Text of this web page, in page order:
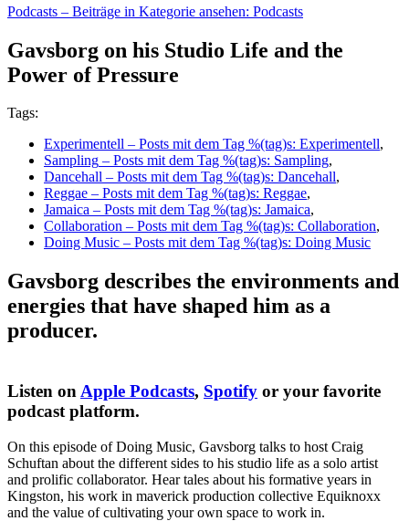
Podcasts – Beiträge in Kategorie ansehen: Podcasts
Gavsborg on his Studio Life and the
Power of Pressure
Tags:
Experimentell – Posts mit dem Tag %(tag)s: Experimentell,
Sampling – Posts mit dem Tag %(tag)s: Sampling,
Dancehall – Posts mit dem Tag %(tag)s: Dancehall,
Reggae – Posts mit dem Tag %(tag)s: Reggae,
Jamaica – Posts mit dem Tag %(tag)s: Jamaica,
Collaboration – Posts mit dem Tag %(tag)s: Collaboration,
Doing Music – Posts mit dem Tag %(tag)s: Doing Music
Gavsborg describes the environments and
energies that have shaped him as a
producer.
Listen onApple Podcasts, Spotify or your favorite
podcast platform.
On this episode of Doing Music, Gavsborg talks to host Craig
Schuftan about the different sides to his studio life as a solo artist
and prolific collaborator. Hear tales about his formative years in
Kingston, his work in maverick production collective Equiknoxx
and the value of cultivating your own space to work in.